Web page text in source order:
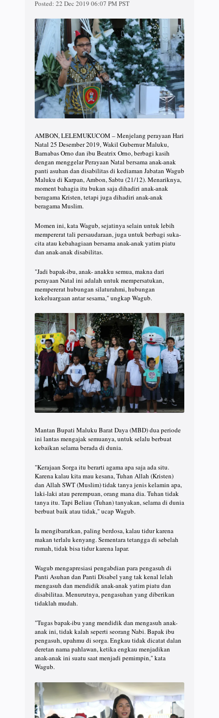
Posted: 22 Dec 2019 06:07 PM PST
AMBON, LELEMUKUCOM – Menjelang perayaan Hari
Natal 25 Desember 2019, Wakil Gubernur Maluku,
Barnabas Orno dan ibu Beatrix Orno, berbagi kasih
dengan menggelar Perayaan Natal bersama anak-anak
panti asuhan dan disabilitas di kediaman Jabatan Wagub
Maluku di Karpan, Ambon, Sabtu (21/12). Menariknya,
moment bahagia itu bukan saja dihadiri anak-anak
beragama Kristen, tetapi juga dihadiri anak-anak
beragama Muslim.
Momen ini, kata Wagub, sejatinya selain untuk lebih
mempererat tali persaudaraan, juga untuk berbagi suka-
cita atau kebahagiaan bersama anak-anak yatim piatu
dan anak-anak disabilitas.
"Jadi bapak-ibu, anak- anakku semua, makna dari
perayaan Natal ini adalah untuk mempersatukan,
mempererat hubungan silaturahmi, hubungan
kekeluargaan antar sesama," ungkap Wagub.
Mantan Bupati Maluku Barat Daya (MBD) dua periode
ini lantas mengajak semuanya, untuk selalu berbuat
kebaikan selama berada di dunia.
"Kerajaan Sorga itu berarti agama apa saja ada situ.
Karena kalau kita mau kesana, Tuhan Allah (Kristen)
dan Allah SWT (Muslim) tidak tanya jenis kelamin apa,
laki-laki atau perempuan, orang mana dia. Tuhan tidak
tanya itu. Tapi Beliau (Tuhan) tanyakan, selama di dunia
berbuat baik atau tidak," ucap Wagub.
Ia mengibaratkan, paling berdosa, kalau tidur karena
makan terlalu kenyang. Sementara tetangga di sebelah
rumah, tidak bisa tidur karena lapar.
Wagub mengapresiasi pengabdian para pengasuh di
Panti Asuhan dan Panti Disabel yang tak kenal lelah
mengasuh dan mendidik anak-anak yatim piatu dan
disabilitaa. Menurutnya, pengasuhan yang diberikan
tidaklah mudah.
"Tugas bapak-ibu yang mendidik dan mengasuh anak-
anak ini, tidak kalah seperti seorang Nabi. Bapak ibu
pengasuh, upahmu di sorga. Engkau tidak dicatat dalan
deretan nama pahlawan, ketika engkau menjadikan
anak-anak ini suatu saat menjadi pemimpin," kata
Wagub.